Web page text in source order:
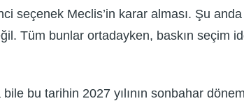
Meclis’in karar alması. Şu anda
Tüm bunlar ortadayken, baskın seçim
bu tarihin 2027 yılının sonbahar